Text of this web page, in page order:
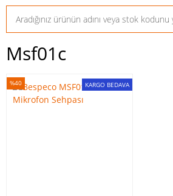
Msf01c
KARGO BEDAVA
%40